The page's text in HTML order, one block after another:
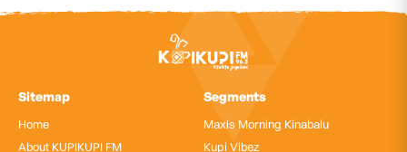
Sitemap
Home
About KUPIKUPI FM
Segments
Maxis Morning Kinabalu
Kupi Vibez